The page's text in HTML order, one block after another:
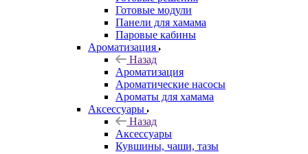
Готовые модули
Панели для хамама
Паровые кабины
Ароматизация
Назад
Ароматизация
Ароматические насосы
Ароматы для хамама
Аксессуары
Назад
Аксессуары
Кувшины, чаши, тазы